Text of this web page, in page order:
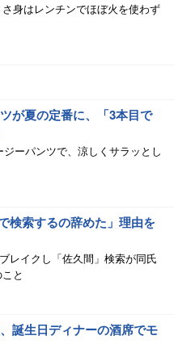
身はレンチンでほぼ火を使わず
が夏の定番に、「3本目で
ーパンツで、涼しくサラッとし
検索するの辞めた」理由を
レイクし「佐久間」検索が同氏
と
誕生日ディナーの酒席でモ